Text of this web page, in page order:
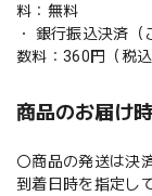
料：無料
・ 銀行振込決済
数料：360円（税込
商品のお届け
〇商品の発送は決
到着⽇時を指定し